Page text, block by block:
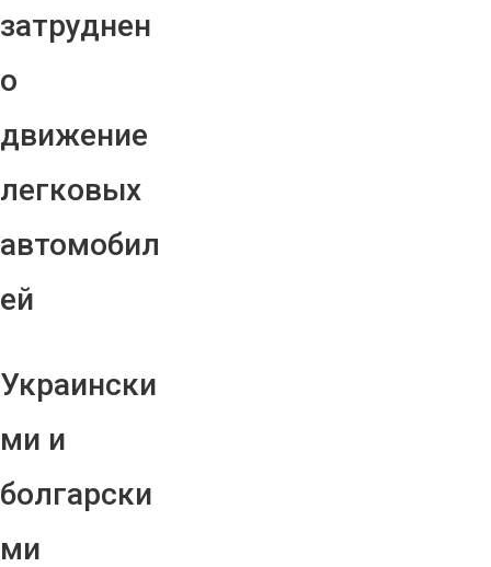
затруднен
о
движение
легковых
автомобил
ей
Украински
ми и
болгарски
ми